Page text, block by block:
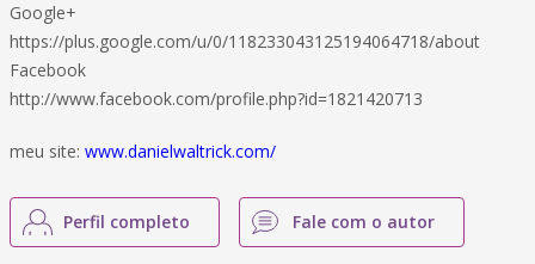
Google+
https://plus.google.com/u/0/118233043125194064718/about
Facebook
http://www.facebook.com/profile.php?id=1821420713
meu site: www.danielwaltrick.com/
Perfil completo Fale com o autor